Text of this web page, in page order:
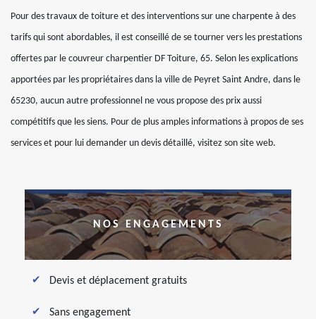
Pour des travaux de toiture et des interventions sur une charpente à des
tarifs qui sont abordables, il est conseillé de se tourner vers les prestations
offertes par le couvreur charpentier DF Toiture, 65. Selon les explications
apportées par les propriétaires dans la ville de Peyret Saint Andre, dans le
65230, aucun autre professionnel ne vous propose des prix aussi
compétitifs que les siens. Pour de plus amples informations à propos de ses
services et pour lui demander un devis détaillé, visitez son site web.
NOS ENGAGEMENTS
Devis et déplacement gratuits
Sans engagement